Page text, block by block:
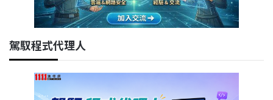
駕馭程式代理人